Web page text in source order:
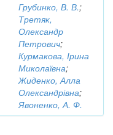
Грубинко, В. В.;
Третяк,
Олександр
Петрович;
Курмакова, Ірина
Миколаївна;
Жиденко, Алла
Олександрівна;
Явоненко, А. Ф.